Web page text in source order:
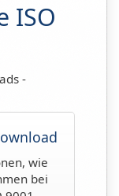
ISO
-
wie
bei